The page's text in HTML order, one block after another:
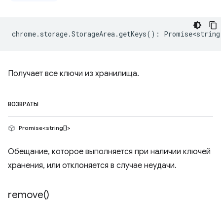
chrome. storage.StorageArea.getKeys() : Promise<string
Получает все ключи из хранилища.
ВОЗВРАТЫ
Promise<string[]>
Обещание, которое выполняется при наличии ключей
хранения, или отклоняется в случае неудачи.
remove()